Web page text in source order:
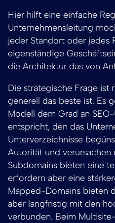
Hier hilft eine einfache
Unternehmensleitung
jeder Standort oder jedes
eigenständige
die Architektur das von
Die strategische Frage ist
generell das beste ist. Es
Modell dem Grad an
entspricht, den das
Unterverzeichnisse
Autorität und verursachen
Subdomains bieten eine
erfordern aber eine
Mapped-Domains bieten
aber langfristig mit den
verbunden. Beim